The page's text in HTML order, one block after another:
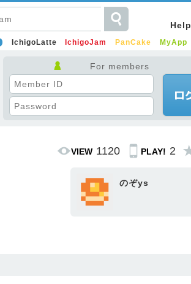
Help
IchigoLatte IchigoJam PanCake MyApp
For members
PLAY! 2
VIEW 1120
のぞys